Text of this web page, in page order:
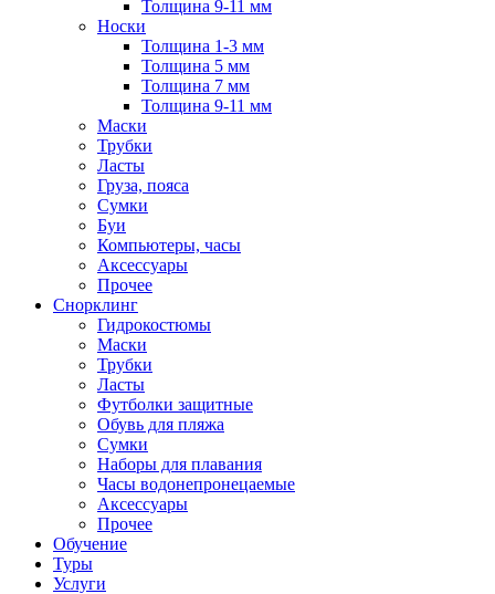
Толщина 9-11 мм
Носки
Толщина 1-3 мм
Толщина 5 мм
Толщина 7 мм
Толщина 9-11 мм
Маски
Трубки
Ласты
Груза, пояса
Сумки
Буи
Компьютеры, часы
Аксессуары
Прочее
Снорклинг
Гидрокостюмы
Маски
Трубки
Ласты
Футболки защитные
Обувь для пляжа
Сумки
Наборы для плавания
Часы водонепронецаемые
Аксессуары
Прочее
Обучение
Туры
Услуги